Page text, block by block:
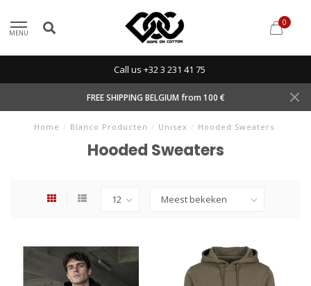
MENU
0
Call us +32 3 231 41 75
FREE SHIPPING BELGIUM from 100 €
Home / Blanco Producten / Unisex / Hooded Sweaters
Hooded Sweaters